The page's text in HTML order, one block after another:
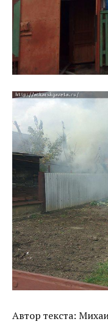
Автор текста: